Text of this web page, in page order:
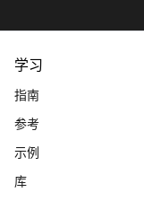
学习
指南
参考
示例
库